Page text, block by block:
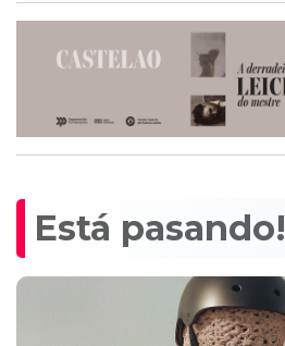
Está pasando!